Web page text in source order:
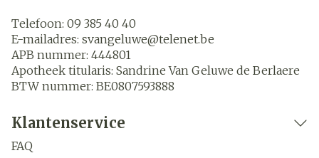
Telefoon: 09 385 40 40
E-mailadres: svangeluwe@telenet.be
APB nummer: 444801
Apotheek titularis: Sandrine Van Geluwe de Berlaere
BTW nummer: BE0807593888
Klantenservice
FAQ